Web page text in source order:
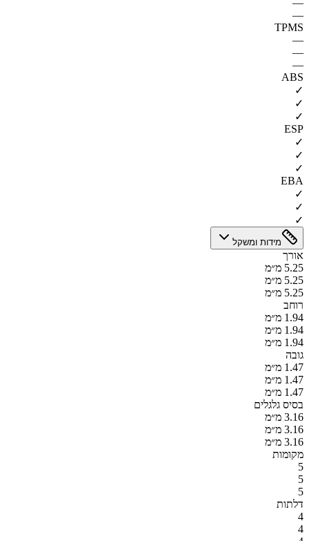
—
TPMS
—
—
—
ABS
✓
✓
✓
ESP
✓
✓
✓
EBA
✓
✓
✓
מידות ומשקל
אורך
5.25 מ״מ
5.25 מ״מ
5.25 מ״מ
רוחב
1.94 מ״מ
1.94 מ״מ
1.94 מ״מ
גובה
1.47 מ״מ
1.47 מ״מ
1.47 מ״מ
בסיס גלגלים
3.16 מ״מ
3.16 מ״מ
3.16 מ״מ
מקומות
5
5
5
דלתות
4
4